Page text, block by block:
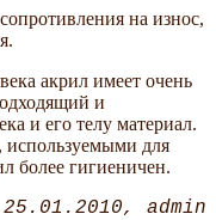
на износ,
акрил имеет очень
и
и его телу материал.
для
более гигиеничен.
25.01.2010 admin